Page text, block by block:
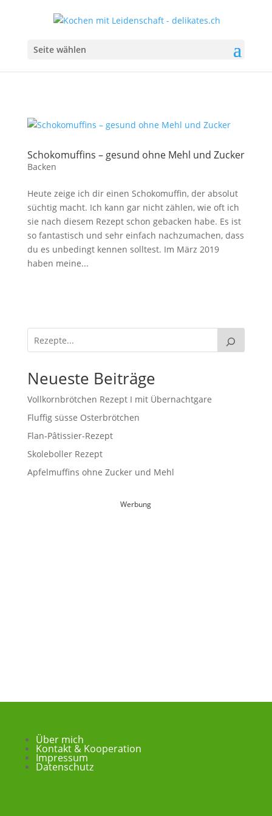
Seite wählen
Schokomuffins – gesund ohne Mehl und Zucker
Backen
Heute zeige ich dir einen Schokomuffin, der absolut
süchtig macht. Ich kann gar nicht zählen, wie oft ich
sie nach diesem Rezept schon gebacken habe. Es ist
so fantastisch und sehr einfach nachzumachen, dass
du es unbedingt kennen solltest. Im März 2019
haben meine...
Neueste Beiträge
Vollkornbrötchen Rezept I mit Übernachtgare
Fluffig süsse Osterbrötchen
Flan-Pâtissier-Rezept
Skoleboller Rezept
Apfelmuffins ohne Zucker und Mehl
Werbung
Über mich
Kontakt & Kooperation
Impressum
Datenschutz